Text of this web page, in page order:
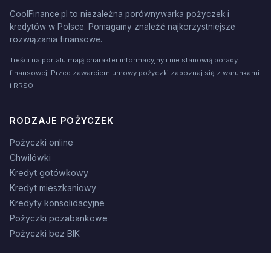
CoolFinance.pl to niezależna porównywarka pożyczek i
kredytów w Polsce. Pomagamy znaleźć najkorzystniejsze
rozwiązania finansowe.
Treści na portalu mają charakter informacyjny i nie stanowią porady
finansowej. Przed zawarciem umowy pożyczki zapoznaj się z warunkami
i RRSO.
RODZAJE POŻYCZEK
Pożyczki online
Chwilówki
Kredyt gotówkowy
Kredyt mieszkaniowy
Kredyty konsolidacyjne
Pożyczki pozabankowe
Pożyczki bez BIK